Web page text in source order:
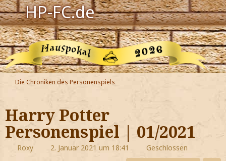
HP-FC.de
Navigation
Harry Potter
Der HP-FC
Hogwarts
Zauberwelt
Willkommen
Die Chroniken des Personenspiels
Harry Potter
Personenspiel | 01/2021
Roxy 2. Januar 2021 um 18:41 Geschlossen